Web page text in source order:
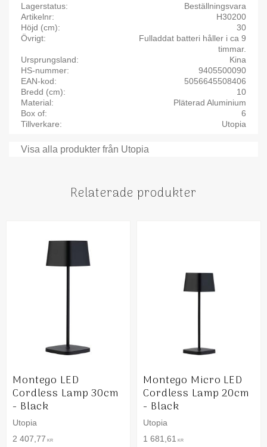
Lagerstatus
Beställningsvara
Artikelnr
H30200
Höjd (cm)
30
Övrigt
Fulladdat batteri håller i ca 9
timmar.
Ursprungsland
Kina
HS-nummer
9405500090
EAN-kod
5056645508406
Bredd (cm)
10
Material
Pläterad Aluminium
Box of
6
Tillverkare
Utopia
Visa alla produkter från Utopia
Relaterade produkter
Montego LED
Cordless Lamp 30cm
- Black
Utopia
2 407,77 KR
Montego Micro LED
Cordless Lamp 20cm
- Black
Utopia
1 681,61
KR